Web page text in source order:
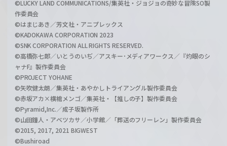
©LUCKY LAND COMMUNICATIONS/集英社・ジョジョの奇妙な冒険SO製
作委員会
©はまじあき／芳文社・アニプレックス
©KADOKAWA CORPORATION 2023
©SNK CORPORATION ALL RIGHTS RESERVED.
©高橋弥七郎／いとうのいぢ／アスキー･メディアワークス／『灼眼のシ
ャナF』製作委員会
©PROJECT YOHANE
©矢吹健太朗／集英社・あやかしトライアングル製作委員会
©赤坂アカ×横槍メンゴ／集英社・【推しの子】製作委員会
©Pyramid,Inc.／成子坂製作所
©山田鐘人・アベツカサ／小学館／「葬送のフリーレン」製作委員会
©2015, 2017, 2021 BIGWEST
©Bushiroad